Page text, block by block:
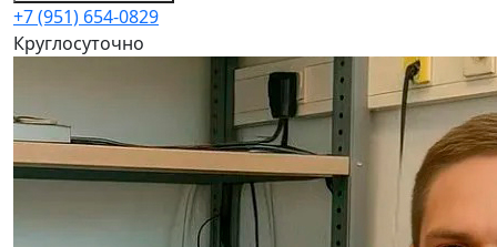
+7 (951) 654-0829
Круглосуточно